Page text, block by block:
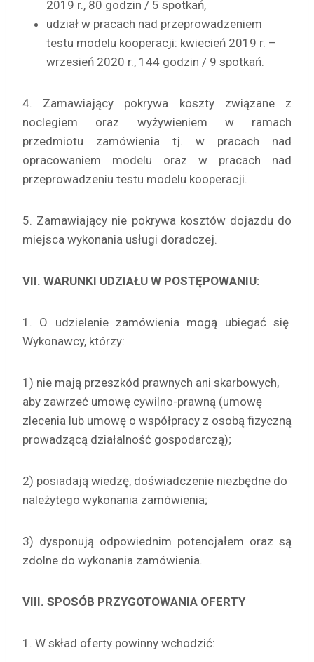
2019 r., 80 godzin / 5 spotkań,
udział w pracach nad przeprowadzeniem
testu modelu kooperacji: kwiecień 2019 r. –
wrzesień 2020 r., 144 godzin / 9 spotkań.
4. Zamawiający pokrywa koszty związane z
noclegiem oraz wyżywieniem w ramach
przedmiotu zamówienia tj. w pracach nad
opracowaniem modelu oraz w pracach nad
przeprowadzeniu testu modelu kooperacji.
5. Zamawiający nie pokrywa kosztów dojazdu do
miejsca wykonania usługi doradczej.
VII. WARUNKI UDZIAŁU W POSTĘPOWANIU:
1. O udzielenie zamówienia mogą ubiegać się
Wykonawcy, którzy:
1) nie mają przeszkód prawnych ani skarbowych,
aby zawrzeć umowę cywilno-prawną (umowę
zlecenia lub umowę o współpracy z osobą fizyczną
prowadzącą działalność gospodarczą);
2) posiadają wiedzę, doświadczenie niezbędne do
należytego wykonania zamówienia;
3) dysponują odpowiednim potencjałem oraz są
zdolne do wykonania zamówienia.
VIII. SPOSÓB PRZYGOTOWANIA OFERTY
1. W skład oferty powinny wchodzić: